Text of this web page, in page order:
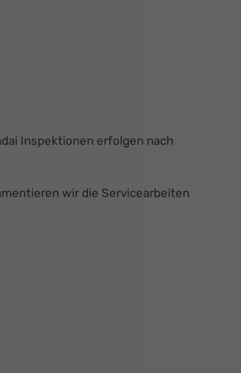
Inspektionen erfolgen nach
wir die Servicearbeiten